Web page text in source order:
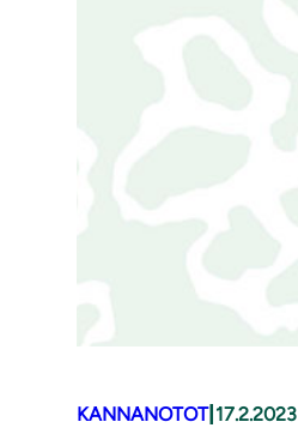
KANNANOTOT| 17.2.2023